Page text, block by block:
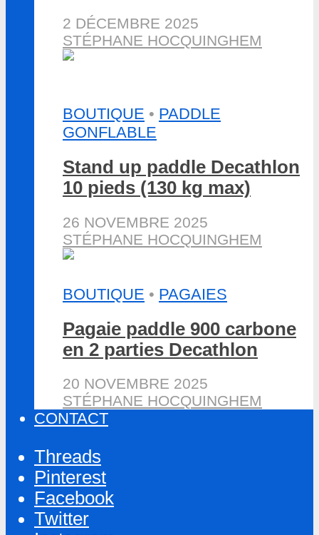
2 DÉCEMBRE 2025
STÉPHANE HOCQUINGHEM
BOUTIQUE • PADDLE
GONFLABLE
Stand up paddle Decathlon
10 pieds (130 kg max)
26 NOVEMBRE 2025
STÉPHANE HOCQUINGHEM
BOUTIQUE • PAGAIES
Pagaie paddle 900 carbone
en 2 parties Decathlon
20 NOVEMBRE 2025
STÉPHANE HOCQUINGHEM
CONTACT
Threads
Pinterest
Facebook
Twitter